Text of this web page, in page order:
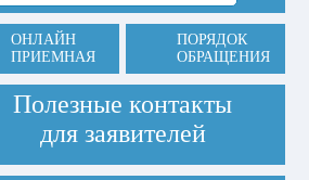
ОНЛАЙН
ПРИЕМНАЯ
ПОРЯДОК
ОБРАЩЕНИЯ
Полезные контакты
для заявителей